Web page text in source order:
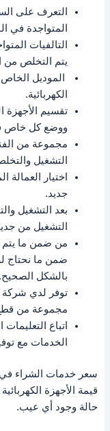
التعرف على
المتواجدة في
التالفيات
يتم التخلص من
الموديل
الكهربائية.
تقسيم الأجهزة
ووضع كل خاص
مجموعة من
التشغيل
اختيار
جديد.
بعد التشغيل
التشغيل من
من ضمن ما
ضمن ما نحتاج
بالشكل الصحيح.
توفر لدي شركة
مجموعة من قطع
اتباع
الخدمات مع
سعر خدمات الشراء في
قيمة الأجهزة
حالة وجود أي عيب.